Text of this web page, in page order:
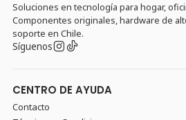
Soluciones en tecnología para hogar,
Componentes originales, hardware de
soporte en Chile.
Síguenos
CENTRO DE AYUDA
Contacto